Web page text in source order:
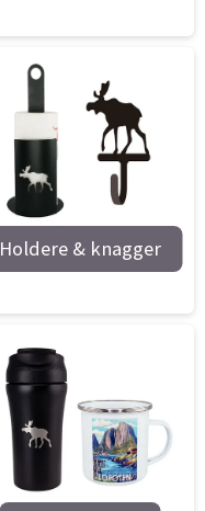
Holdere & knagger